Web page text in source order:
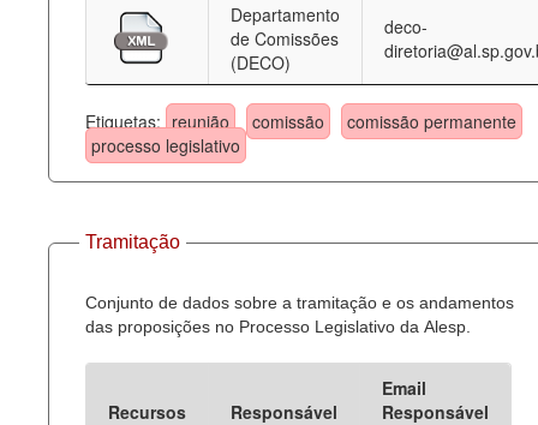
Departamento
de Comissões
(DECO)
deco-
Etiquetas: reunião comissão
comissão permanente
processo legislativo
Tramitação
Conjunto de dados sobre a tramitação e os andamentos
das proposições no Processo Legislativo da Alesp.
Recursos Responsável
Email
Responsável